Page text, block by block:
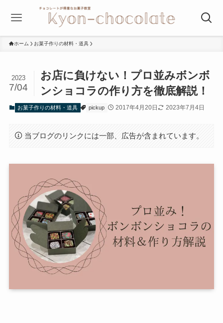
ホーム お菓子作りの材料・道具
お店に負けない！プロ並みボンボ
ンショコラの作り方を徹底解説！
2023
7/04
お菓子作りの材料・道具 pickup 2017年4月20日 2023年7月4日
当ブログのリンクには一部、広告が含まれています。